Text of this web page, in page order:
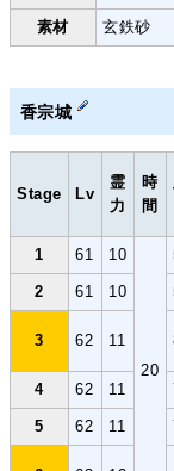
素材 玄鉄砂
香宗城
Stage Lv
霊
力
時
間
1 61 10
20
2 61 10
3 62 11
4 62 11
5 62 11